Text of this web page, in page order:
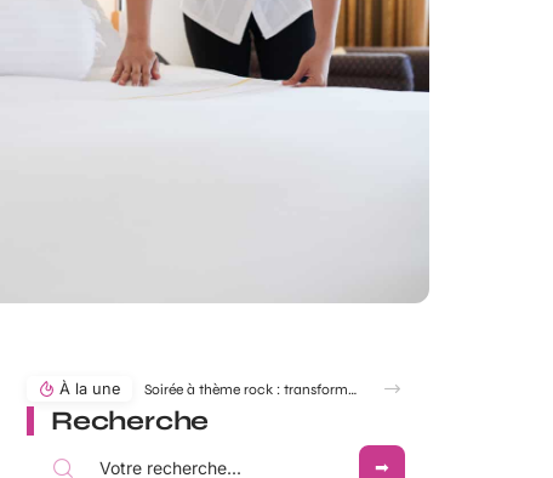
À la une Soirée à thème rock : transformer une simple robe en robe Rock and Roll
Recherche